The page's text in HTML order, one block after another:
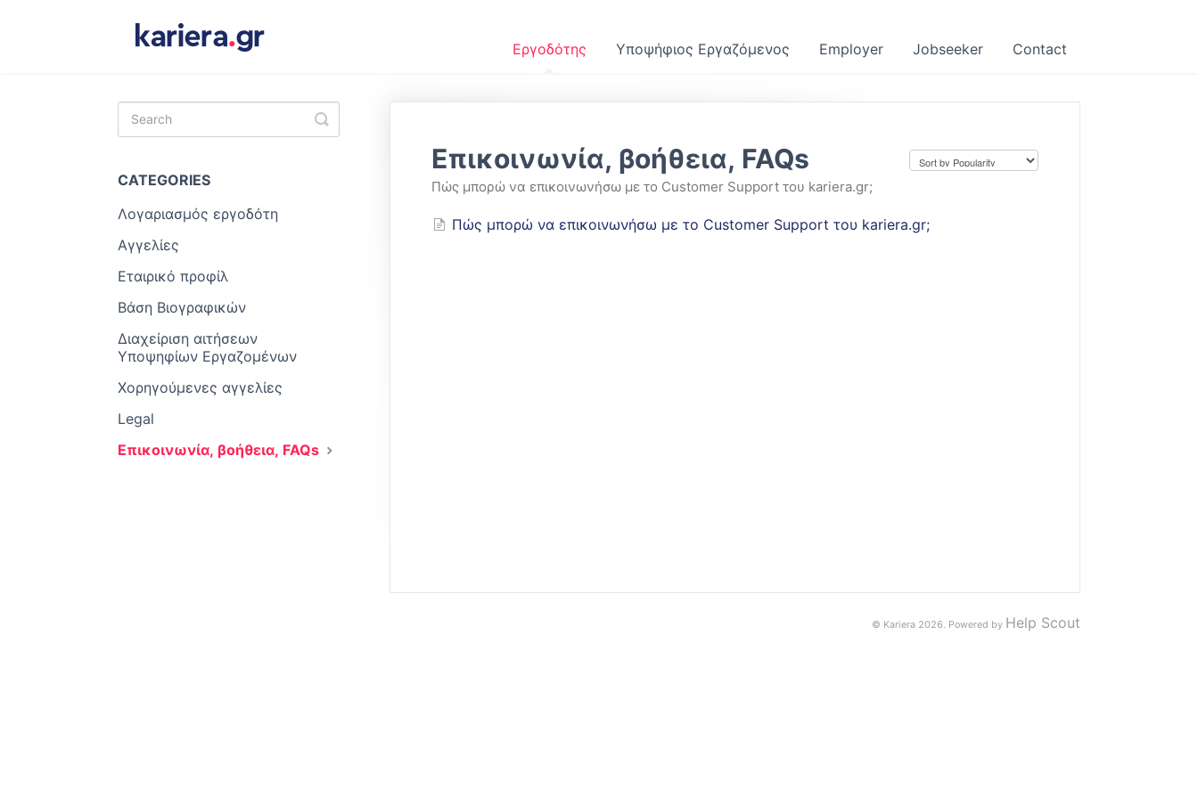
Εργοδότης Υποψήφιος Εργαζόμενος Employer Jobseeker Contact
Επικοινωνία, βοήθεια, FAQs
Πώς μπορώ να επικοινωνήσω με το Customer Support του kariera.gr;
Πώς μπορώ να επικοινωνήσω με το Customer Support του kariera.gr;
Toggle
Search
CATEGORIES
Λογαριασμός εργοδότη
Αγγελίες
Εταιρικό προφίλ
Βάση Βιογραφικών
Διαχείριση αιτήσεων
Υποψηφίων Εργαζομένων
Χορηγούμενες αγγελίες
Legal
Επικοινωνία, βοήθεια, FAQs
© Kariera 2026. Powered by Help Scout